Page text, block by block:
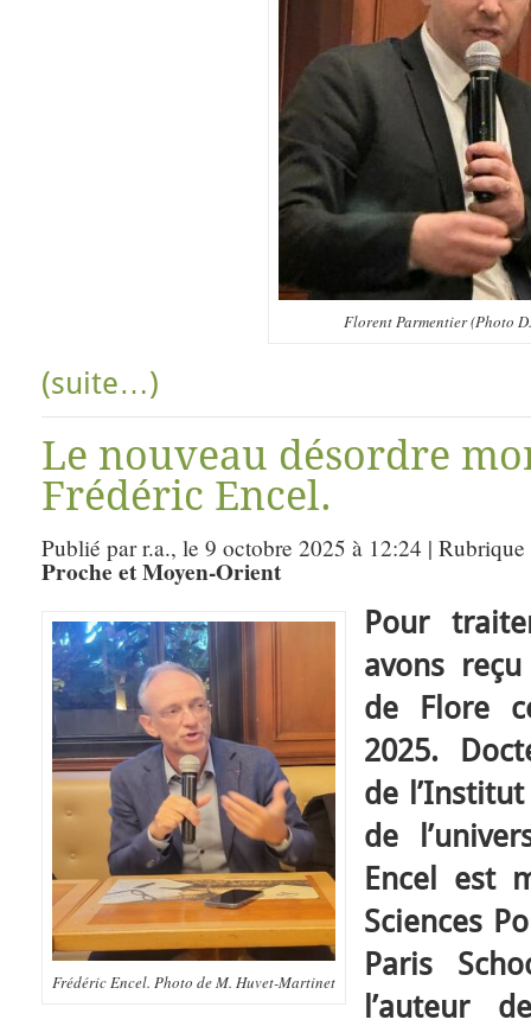
Florent Parmentier (Photo
(suite…)
Le nouveau désordre
Frédéric Encel.
Publié par r.a., le 9 octobre 2025 à 12:24 |
Proche et Moyen-Orient
Frédéric Encel. Photo de M. Huvet-Martinet
Pour
avons
de Flore
2025.
de
de
Encel est
Sciences
Paris
l’auteur